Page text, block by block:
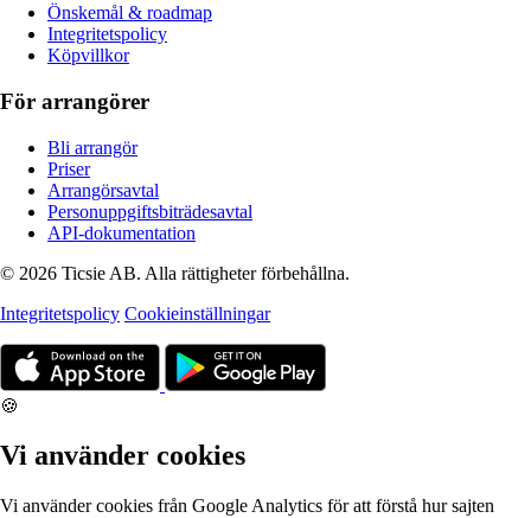
Önskemål & roadmap
Integritetspolicy
Köpvillkor
För arrangörer
Bli arrangör
Priser
Arrangörsavtal
Personuppgiftsbiträdesavtal
API-dokumentation
© 2026 Ticsie AB. Alla rättigheter förbehållna.
Integritetspolicy Cookieinställningar
🍪
Vi använder cookies
Vi använder cookies från Google Analytics för att förstå hur sajten